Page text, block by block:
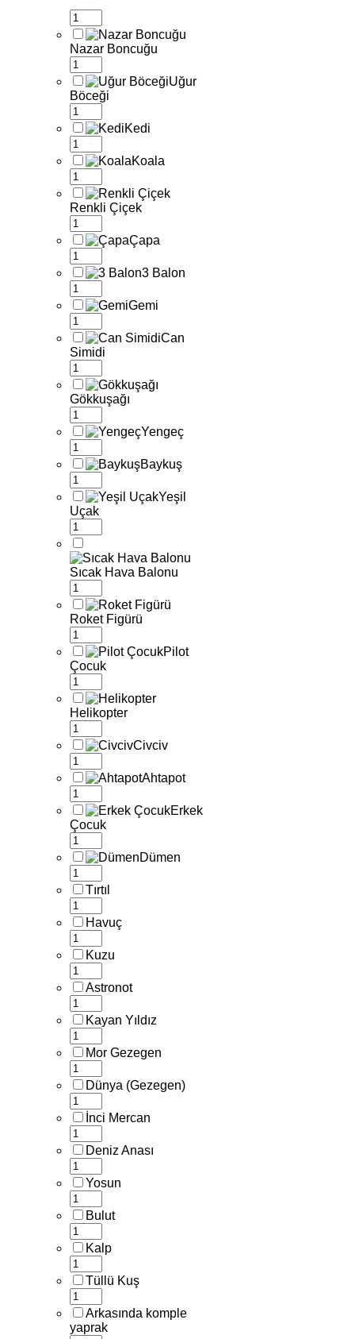
Nazar Boncuğu
Uğur
Böceği
Kedi
Koala
Renkli Çiçek
Çapa
3 Balon
Gemi
Can
Simidi
Gökkuşağı
Yengeç
Baykuş
Yeşil
Uçak
Sıcak Hava Balonu
Roket Figürü
Pilot
Çocuk
Helikopter
Civciv
Ahtapot
Erkek
Çocuk
Dümen
Tırtıl
Havuç
Kuzu
Astronot
Kayan Yıldız
Mor Gezegen
Dünya (Gezegen)
İnci Mercan
Deniz Anası
Yosun
Bulut
Kalp
Tüllü Kuş
Arkasında komple
yaprak